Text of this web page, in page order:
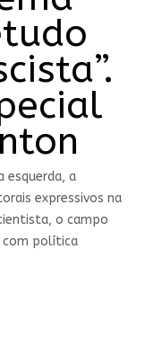
esquerda, a
expressivos na
o campo
com política